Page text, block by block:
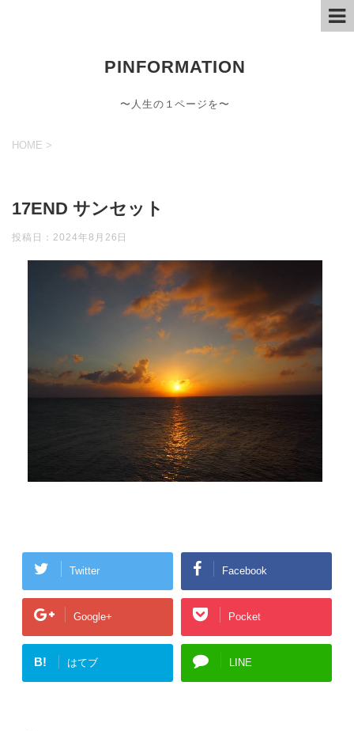
PINFORMATION
〜人生の１ページを〜
HOME >
17END サンセット
投稿日： 2024年8月26日
Twitter Facebook
Google+ Pocket
B! はてブ LINE